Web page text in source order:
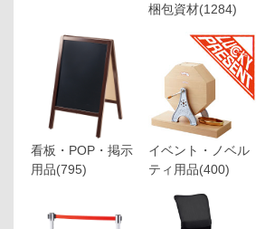
梱包資材(1284)
看板・POP・掲示
用品(795)
イベント・ノベル
ティ用品(400)